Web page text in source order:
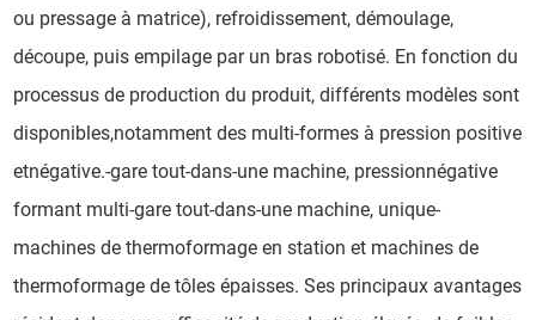
ou pressage à matrice), refroidissement, démoulage,
découpe, puis empilage par un bras robotisé. En fonction du
processus de production du produit, différents modèles sont
disponibles,notamment des multi-formes à pression positive
etnégative.-gare tout-dans-une machine, pressionnégative
formant multi-gare tout-dans-une machine, unique-
machines de thermoformage en station et machines de
thermoformage de tôles épaisses. Ses principaux avantages